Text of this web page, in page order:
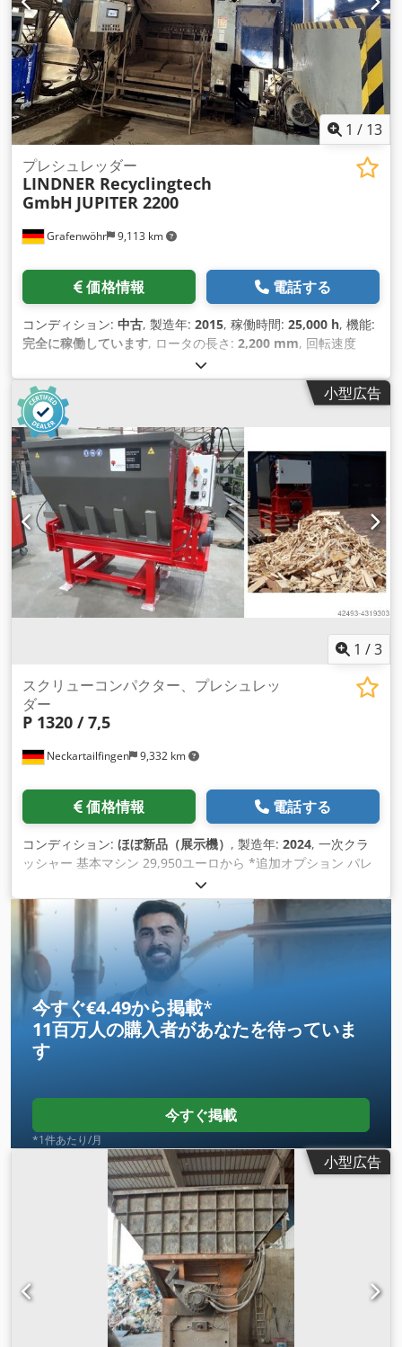
1 / 13
Grafenwöhr 9,113 km
プレシュレッダー
LINDNER Recyclingtech
GmbH JUPITER 2200
価格情報 電話する
コンディション: 中古, 製造年: 2015, 稼働時間: 25,000 h, 機能:
完全に稼働しています, ロータの長さ: 2,200 mm, 回転速度
30,000 kg（キログラム）
220 キロワット (299.12 馬力), 入力電圧:400 V,
小型広告
1 /3
Neckartailfingen 9,332 km
スクリューコンパクター、プレシュレッ
ダー
P 1320 / 7,5
価格情報 電話する
コンディション: ほぼ新品（展示機） , 製造年: 2024, 一次クラ
ッシャー 基本マシン 29,950ユーロから *追加オプション パレ
ット、ボード、梁、果物箱、ポリスチレン、プラスチックな
ど、かさばる原料の予備粉砕に最適です。 一次破砕機は、一軸
シュレッダーの真上に設置し、木材チップを製造することもで
きます。 生産前の機械 * 特別オプションは別料金 お客様のメ
リット + 最大70％の数量削減 + 輸送コストの大幅削減 + 廃棄
コストの低減 + 燃料原料の生産 + 木材チップ製造用1軸シュレ
ッダーの上流にも最適 重量：1200 kg Chedpfx Ahefd Iciomja
寸法 2050x850x1600 mm カッティングユニット開口部
1300x700 mm *オプションで1600x700 mmも可能（モーター
11 kW以上） (追加料金 + 4,995ユーロ）。 処理能力：最大50
止ボタン + 495ユーロ 200 mmエクステンション + 497ユーロ
原料の条件 - 水分含量30%未満 ATRO - 機械はCEガイドライン
に従って設置するか、下からのアクセス（切断ユニットへのア
クセス）を防ぐために現場で固定する必要があります。 -
1200x800mmまでのパレットが加工可能。 長いパレットはエ
ッジ加工も可能
今すぐ€4.49から掲載*
11百万人の購入者があなたを待っていま
す
今すぐ掲載
*1件あたり/月
小型広告